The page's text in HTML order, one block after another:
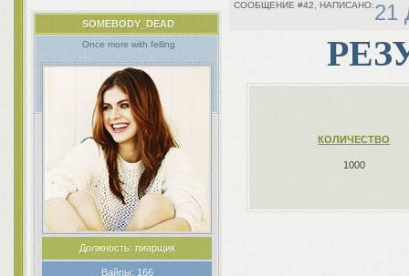
42 21
SOMEBODY_DEAD
Once more with felling
Должность:пиарщик
Вайпы:166
КОЛИЧЕСТВО
1000